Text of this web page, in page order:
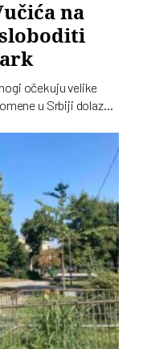
na
očekuju velike
u Srbiji dolaze
Pionirski